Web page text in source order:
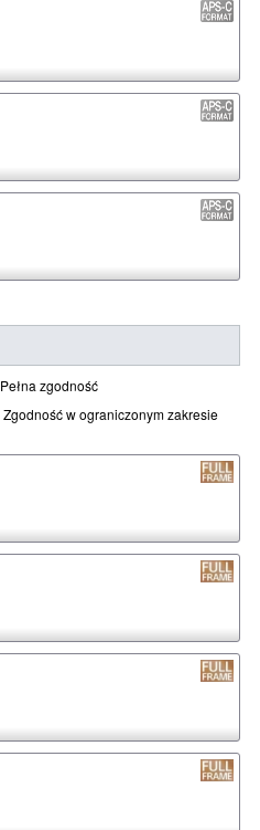
Pełna zgodność
Zgodność w ograniczonym zakresie